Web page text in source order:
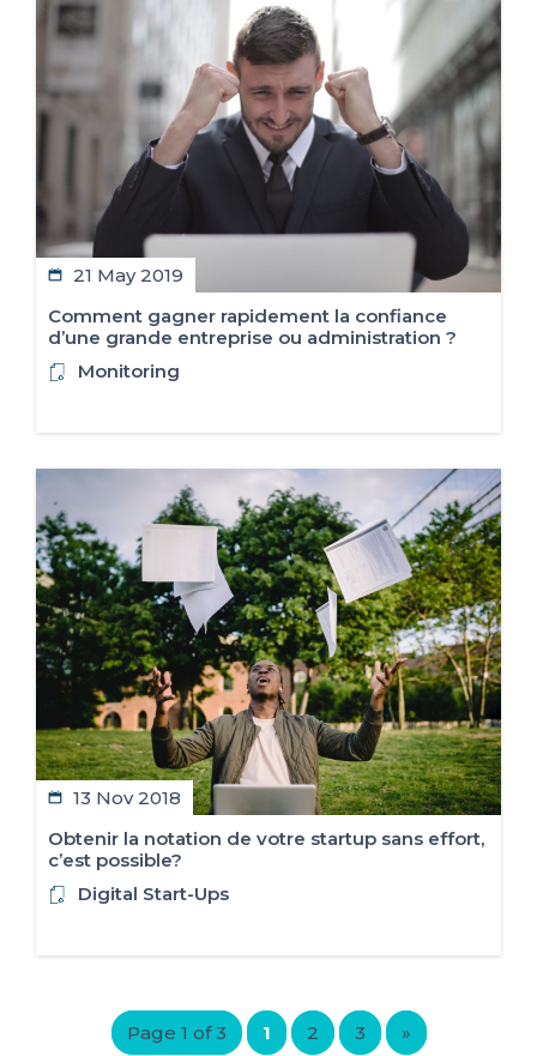
21 May 2019
Comment gagner rapidement la confiance
d’une grande entreprise ou administration ?
Monitoring
13 Nov 2018
Obtenir la notation de votre startup sans effort,
c’est possible?
Digital Start-Ups
Page 1 of 3 1 2 3 »